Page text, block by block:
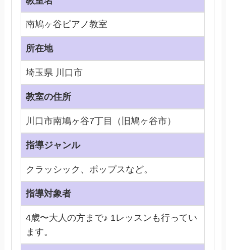
南鳩ヶ谷ピアノ教室
所在地
埼玉県 川口市
教室の住所
川口市南鳩ヶ谷7丁目（旧鳩ヶ谷市）
指導ジャンル
クラッシック、ポップスなど。
指導対象者
4歳〜大人の方まで♪ 1レッスンも行ってい
ます。